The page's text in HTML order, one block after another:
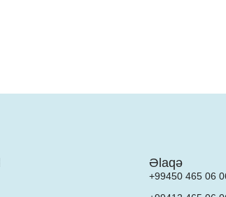
Əlaqə
+99450 465 06